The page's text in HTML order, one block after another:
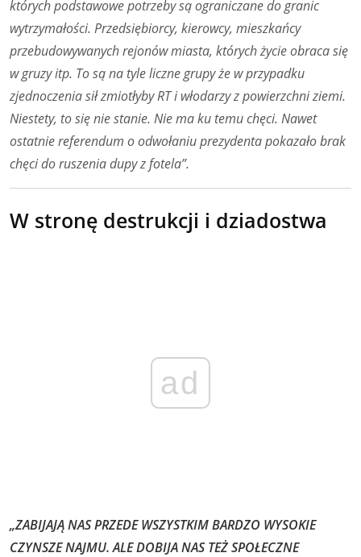
których podstawowe potrzeby są ograniczane do granic
wytrzymałości. Przedsiębiorcy, kierowcy, mieszkańcy
przebudowywanych rejonów miasta, których życie obraca się
w gruzy itp. To są na tyle liczne grupy że w przypadku
zjednoczenia sił zmiotłyby RT i włodarzy z powierzchni ziemi.
Niestety, to się nie stanie. Nie ma ku temu chęci. Nawet
ostatnie referendum o odwołaniu prezydenta pokazało brak
chęci do ruszenia dupy z fotela”.
W stronę destrukcji i dziadostwa
ad
„ZABIJAJĄ NAS PRZEDE WSZYSTKIM BARDZO WYSOKIE
CZYNSZE NAJMU. ALE DOBIJA NAS TEŻ SPOŁECZNE